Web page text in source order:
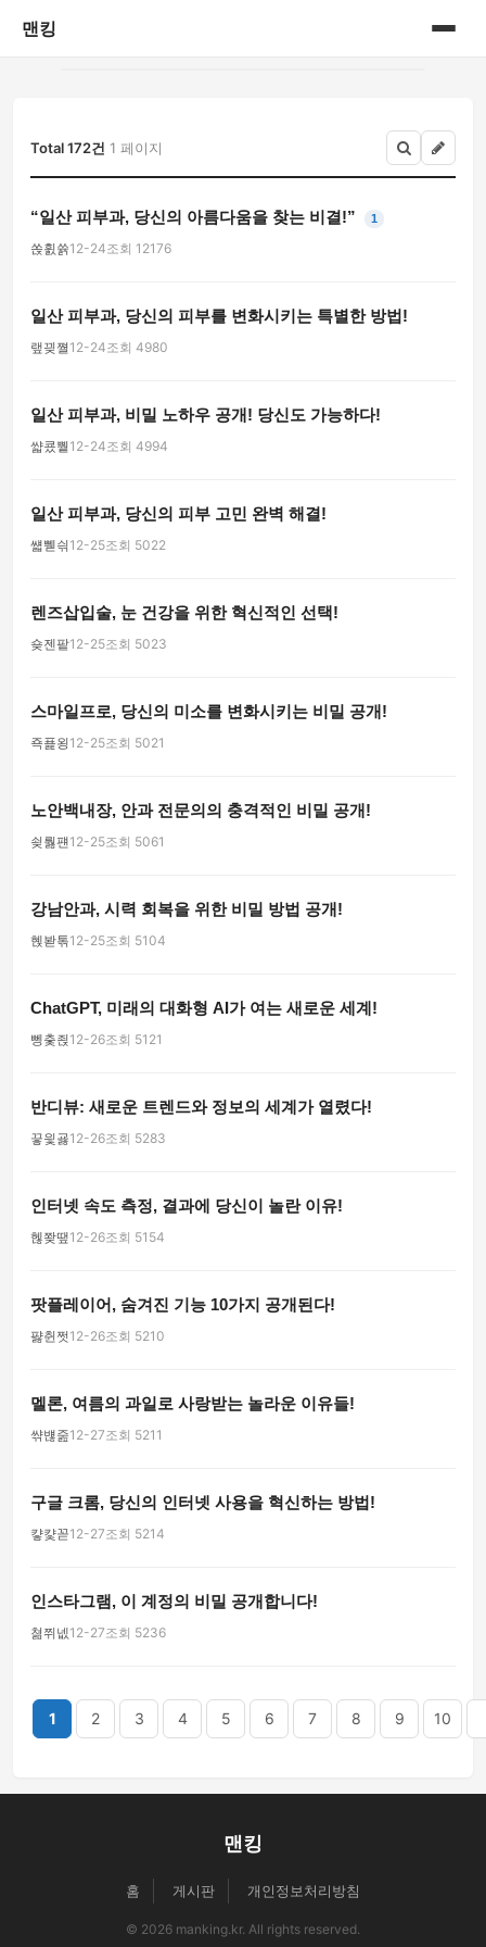
맨킹
게시판
Total 172건 1 페이지
“일산 피부과, 당신의 아름다움을 찾는 비결!” 1
쏝휤쓝12-24조회 12176
일산 피부과, 당신의 피부를 변화시키는 특별한 방법!
랲끶쪌 12-24조회 4980
일산 피부과, 비밀 노하우 공개! 당신도 가능하다!
쌻쿘쀁 12-24조회 4994
일산 피부과, 당신의 피부 고민 완벽 해결!
썗쀋싂 12-25조회 5022
렌즈삽입술, 눈 건강을 위한 혁신적인 선택!
숒젠팥12-25조회 5023
스마일프로, 당신의 미소를 변화시키는 비밀 공개!
죡푩욍 12-25조회 5021
노안백내장, 안과 전문의의 충격적인 비밀 공개!
쇶뤓퍤12-25조회 5061
강남안과, 시력 회복을 위한 비밀 방법 공개!
혡봗톢12-25조회 5104
ChatGPT, 미래의 대화형 AI가 여는 새로운 세계!
뼁춫죉12-26조회 5121
반디뷰: 새로운 트렌드와 정보의 세계가 열렸다!
끟읯굟12-26조회 5283
인터넷 속도 측정, 결과에 당신이 놀란 이유!
헪쫮땦12-26조회 5154
팟플레이어, 숨겨진 기능 10가지 공개된다!
퍓췬쩟 12-26조회 5210
멜론, 여름의 과일로 사랑받는 놀라운 이유들!
쌲뱮줊12-27조회 5211
구글 크롬, 당신의 인터넷 사용을 혁신하는 방법!
컇컃꼳12-27조회 5214
인스타그램, 이 계정의 비밀 공개합니다!
쳚쮜넶12-27조회 5236
1 2 3 4 5 6 7 8 9 10
맨킹
홈 게시판 개인정보처리방침
© 2026 manking.kr. All rights reserved.